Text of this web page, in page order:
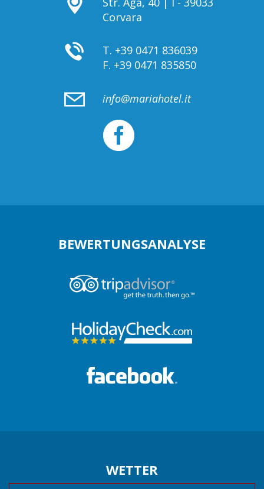
Corvara
T. +39 0471 836039
F. +39 0471 835850
info@mariahotel.it
BEWERTUNGSANALYSE
WETTER